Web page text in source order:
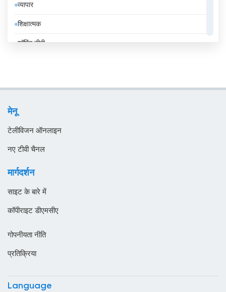
उज़्बेकिस्तान
उरुग्वे
ओमान
कांगो
किर्गिज़स्तान
व्यापार
शिक्षात्मक
शॉपिंग टीवी
मेनू
टेलीविजन ऑनलाइन
नए टीवी चैनल
मार्गदर्शन
साइट के बारे में
कॉपीराइट डीएमसीए
गोपनीयता नीति
प्रतिक्रिया
Language